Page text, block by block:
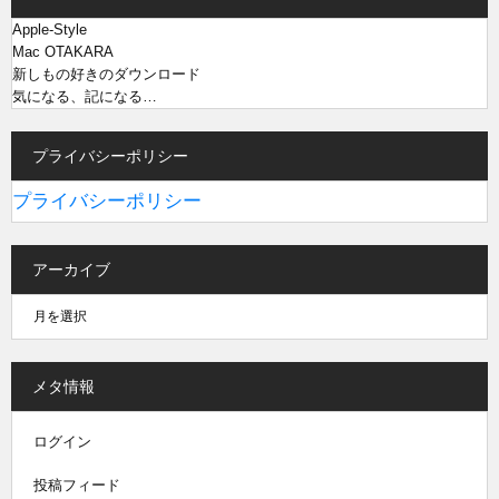
Apple-Style
Mac OTAKARA
新しもの好きのダウンロード
気になる、記になる…
プライバシーポリシー
プライバシーポリシー
アーカイブ
メタ情報
ログイン
投稿フィード